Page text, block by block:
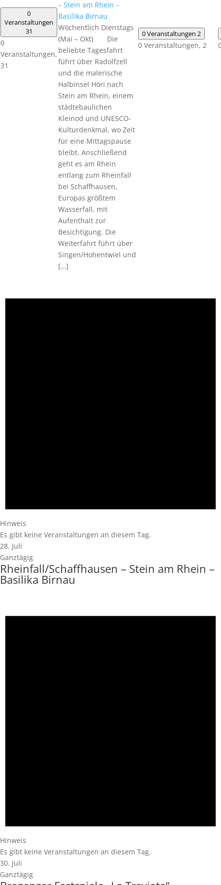
0
Veranstaltungen
31
0
Veranstaltungen,
31
– Stein am Rhein –
Basilika Birnau
Wöchentlich Dienstags
(Mai – Okt) Die
beliebte Tagesfahrt
führt über Radolfzell
und die malerische
Halbinsel Höri nach
Stein am Rhein, einem
städtebaulichen
Kleinod und UNESCO-
Kulturdenkmal, wo Zeit
für eine Mittagspause
bleibt. Anschließend
geht es am Rhein
entlang zum Rheinfall
bei Schaffhausen,
Europas größtem
Wasserfall, mit
Aufenthalt zur
Besichtigung. Die
Weiterfahrt führt über
Singen/Hohentwiel und
[…]
0 Veranstaltungen 2
0 Veranstaltungen, 2
Hinweis
Es gibt keine Veranstaltungen an diesem Tag.
28. Juli
Ganztägig
Rheinfall/Schaffhausen – Stein am Rhein –
Basilika Birnau
Hinweis
Es gibt keine Veranstaltungen an diesem Tag.
30. Juli
Ganztägig